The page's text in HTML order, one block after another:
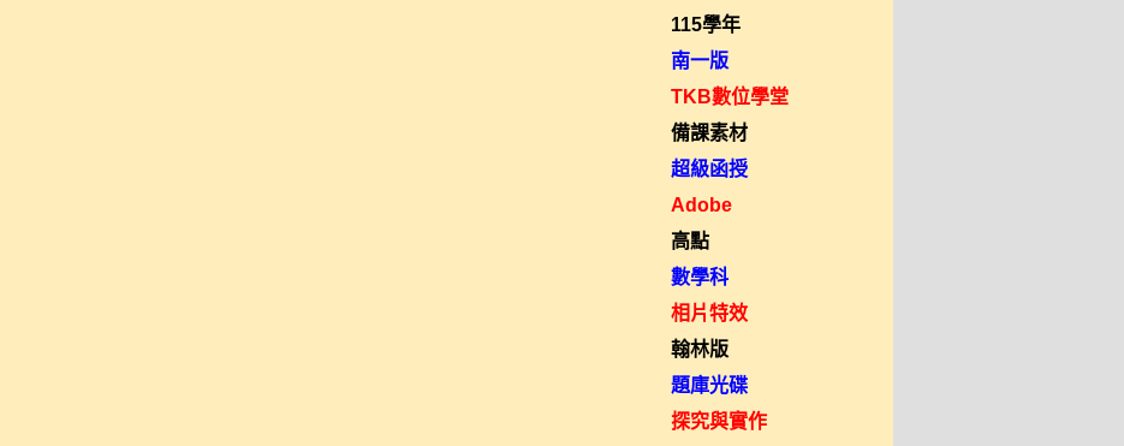
115學年
南一版
TKB數位學堂
備課素材
超級函授
Adobe
高點
數學科
相片特效
翰林版
題庫光碟
探究與實作